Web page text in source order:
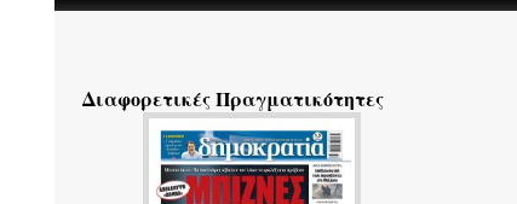
Διαφορετικές Πραγματικότητες